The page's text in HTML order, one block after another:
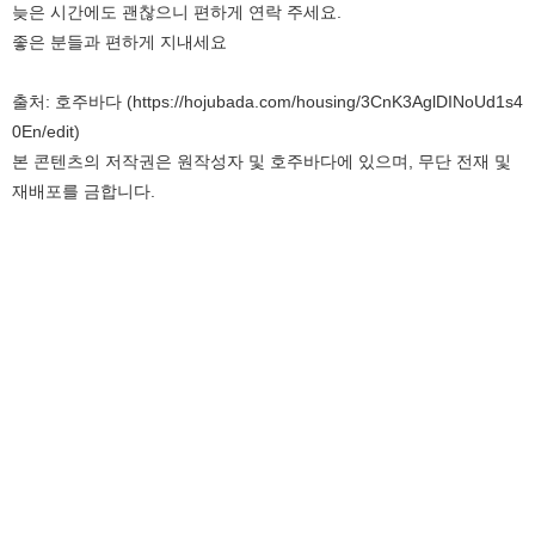
늦은 시간에도 괜찮으니 편하게 연락 주세요.
좋은 분들과 편하게 지내세요
출처: 호주바다 (https://hojubada.com/housing/3CnK3AglDINoUd1s4
0En/edit)
본 콘텐츠의 저작권은 원작성자 및 호주바다에 있으며, 무단 전재 및
재배포를 금합니다.